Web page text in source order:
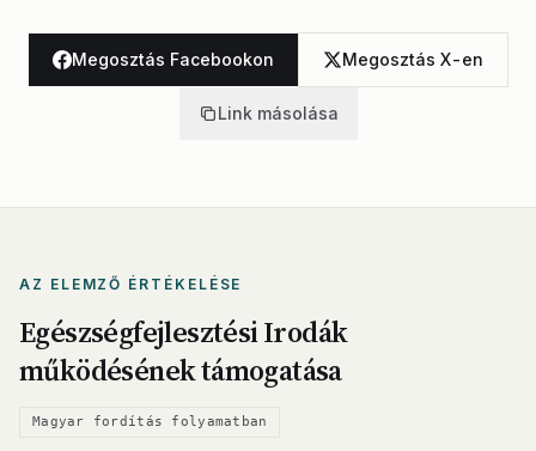
Megosztás Facebookon Megosztás X-en
Link másolása
AZ ELEMZŐ ÉRTÉKELÉSE
Egészségfejlesztési Irodák
működésének támogatása
Magyar fordítás folyamatban